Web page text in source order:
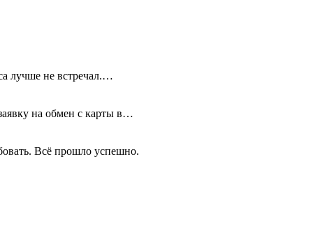
лучше не встречал.…
на обмен с карты в…
Всё прошло успешно.